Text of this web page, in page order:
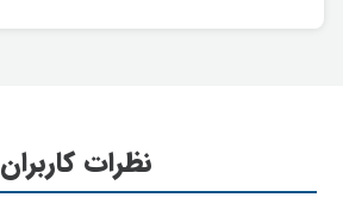
نظرات کاربران